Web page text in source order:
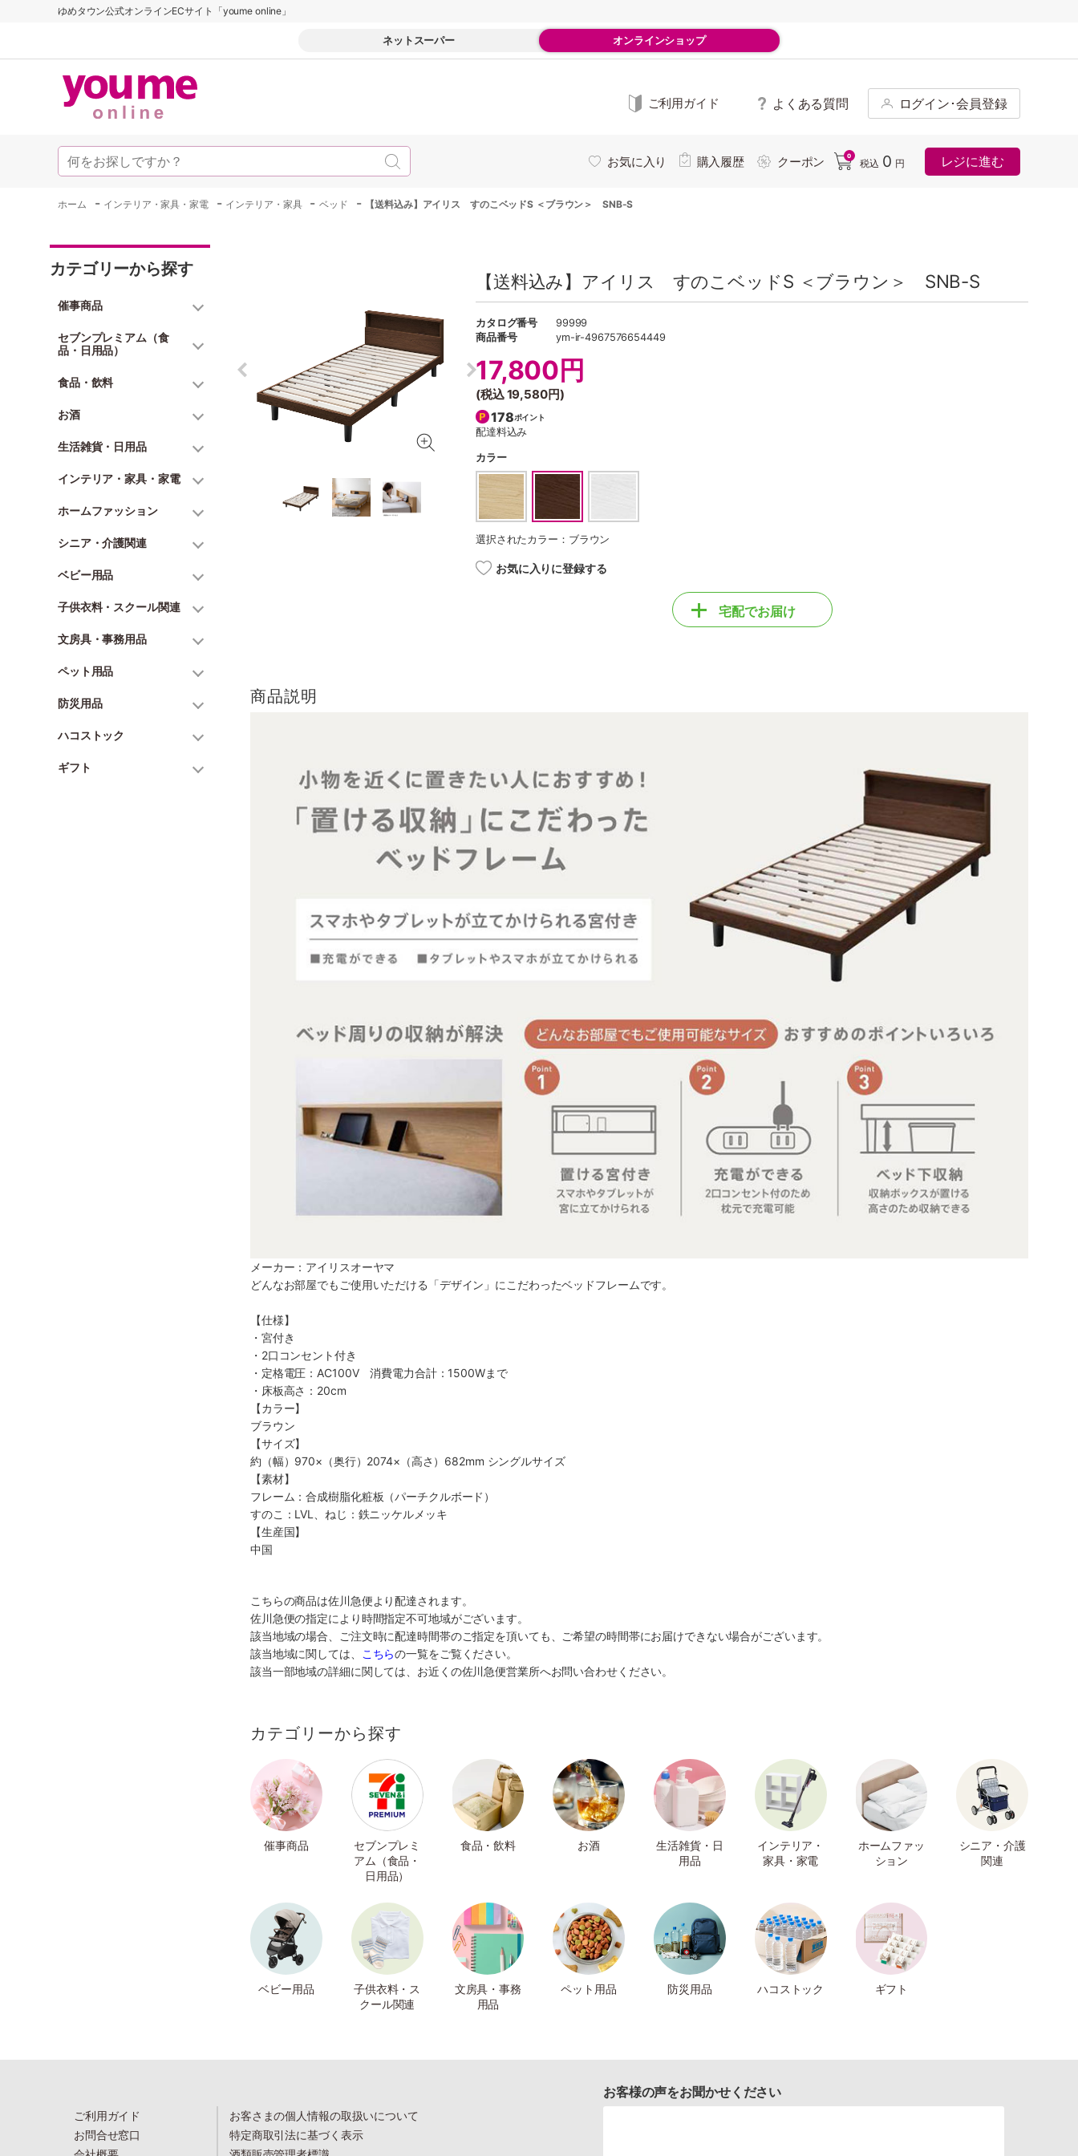
ゆめタウン公式オンラインECサイト「youme online」
ネットスーパー オンラインショップ
ご利用ガイド よくある質問 ログイン･会員登録
お気に入り 購入履歴 クーポン 0
税込 0 円 レジに進む
ホーム - インテリア・家具・家電 - インテリア・家具 -ベッド - 【送料込み】アイリス すのこベッドS ＜ブラウン＞ SNB-S
カテゴリーから探す
催事商品
セブンプレミアム（食
品・日用品）
食品・飲料
お酒
生活雑貨・日用品
インテリア・家具・家電
ホームファッション
シニア・介護関連
ベビー用品
子供衣料・スクール関連
文房具・事務用品
ペット用品
防災用品
ハコストック
ギフト
【送料込み】アイリス すのこベッドS ＜ブラウン＞ SNB-S
カタログ番号
99999
商品番号
ym-ir-4967576654449
17,800円
(税込19,580円)
178ポイント
配達料込み
カラー
選択されたカラー：ブラウン
お気に入りに登録する
宅配でお届け
商品説明
メーカー：アイリスオーヤマ
どんなお部屋でもご使用いただける「デザイン」にこだわったベッドフレームです。
【仕様】
・宮付き
・2口コンセント付き
・定格電圧：AC100V 消費電力合計：1500Wまで
・床板高さ：20cm
【カラー】
ブラウン
【サイズ】
約（幅）970×（奥行）2074×（高さ）682mm シングルサイズ
【素材】
フレーム：合成樹脂化粧板（パーチクルボード）
すのこ：LVL、ねじ：鉄ニッケルメッキ
【生産国】
中国
こちらの商品は佐川急便より配達されます。
佐川急便の指定により時間指定不可地域がございます。
該当地域の場合、ご注文時に配達時間帯のご指定を頂いても、ご希望の時間帯にお届けできない場合がございます。
該当地域に関しては、
こちらの一覧をご覧ください。
該当一部地域の詳細に関しては、お近くの佐川急便営業所へお問い合わせください。
カテゴリーから探す
催事商品
セブンプレミ
アム（食品・
日用品）
食品・飲料 お酒
生活雑貨・日
用品
インテリア・
家具・家電
ホームファッ
ション
シニア・介護
関連
ベビー用品
子供衣料・ス
クール関連
文房具・事務
用品
ペット用品 防災用品 ハコストック ギフト
ご利用ガイド
お問合せ窓口
お客さまの個人情報の取扱いについて
特定商取引法に基づく表示
お客様の声をお聞かせください